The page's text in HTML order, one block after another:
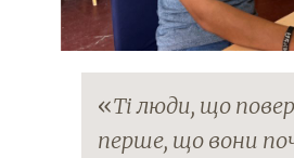
«Ті люди, що
перше, що вони